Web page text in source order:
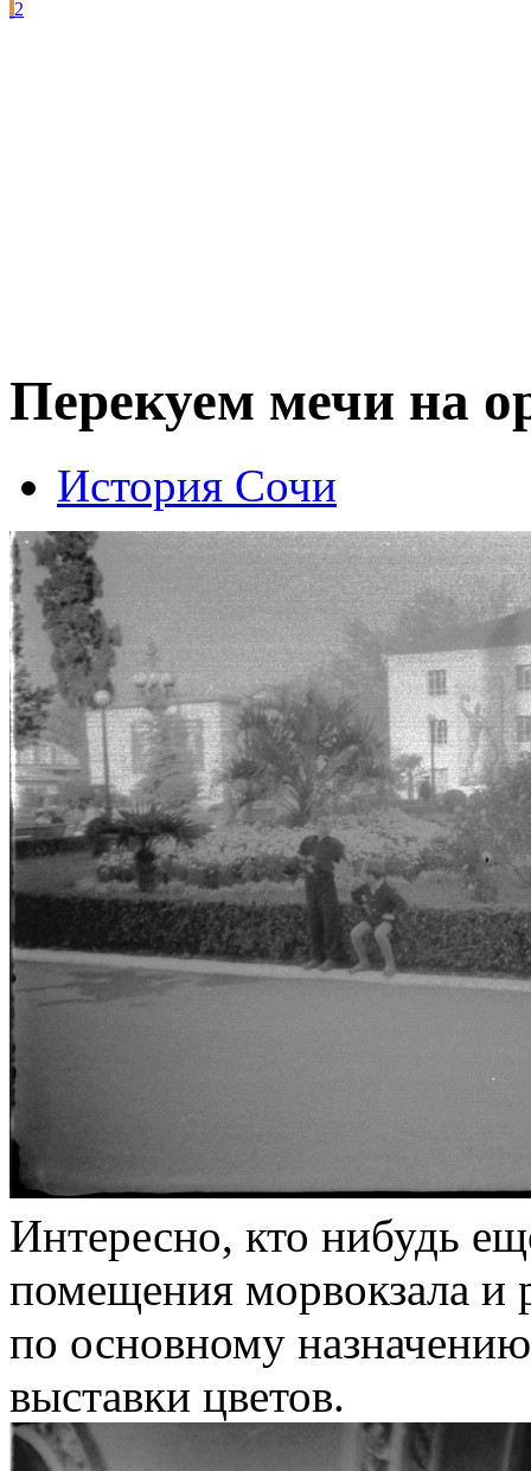
2
Перекуем мечи на
История Сочи
Интересно, кто нибудь
помещения морвокзала и
по основному
выставки цветов.